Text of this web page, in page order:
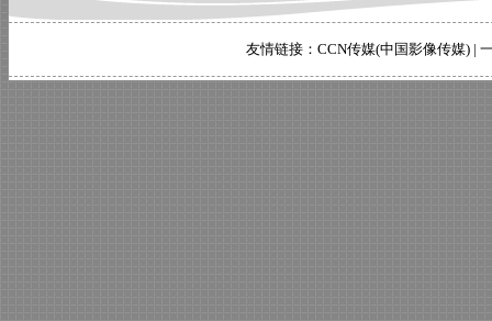
友情链接： CCN传媒(中国影像传媒) |